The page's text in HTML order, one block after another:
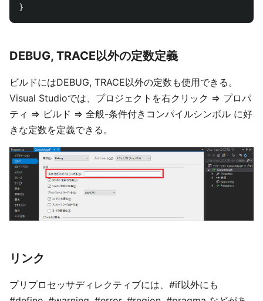
}
DEBUG, TRACE以外の定数定義
ビルドにはDEBUG, TRACE以外の定数も使用できる。
Visual Studioでは、プロジェクトを右クリック ⇒ プロパ
ティ ⇒ ビルド ⇒ 全般-条件付きコンパイルシンボル に好
きな定数を定義できる。
リンク
プリプロセッサディレクティブには、#if以外にも